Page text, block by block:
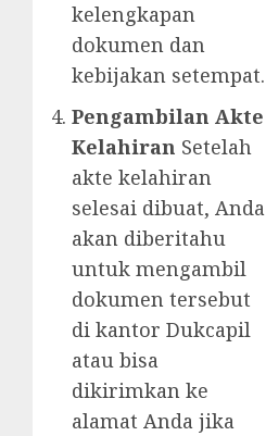
kelengkapan
dokumen dan
kebijakan setempat.
Pengambilan Akte
Kelahiran Setelah
akte kelahiran
selesai dibuat, Anda
akan diberitahu
untuk mengambil
dokumen tersebut
di kantor Dukcapil
atau bisa
dikirimkan ke
alamat Anda jika